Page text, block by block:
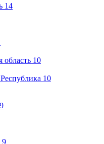
14
область 10
10
9
9